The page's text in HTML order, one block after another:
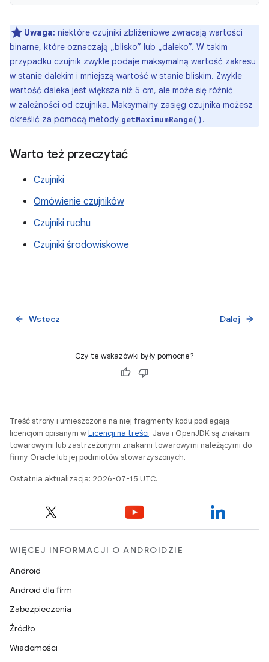
Uwaga: niektóre czujniki zbliżeniowe zwracają wartości
binarne, które oznaczają „blisko” lub „daleko”. W takim
przypadku czujnik zwykle podaje maksymalną wartość zakresu
w stanie dalekim i mniejszą wartość w stanie bliskim. Zwykle
wartość daleka jest większa niż 5 cm, ale może się różnić
w zależności od czujnika. Maksymalny zasięg czujnika możesz
określić za pomocą metody getMaximumRange().
Warto też przeczytać
Czujniki
Omówienie czujników
Czujniki ruchu
Czujniki środowiskowe
Wstecz
arrow_back Dalej arrow_forward
Czy te wskazówki były pomocne?
Treść strony i umieszczone na niej fragmenty kodu podlegają
licencjom opisanym wLicencji na treści. Java i OpenJDK są znakami
towarowymi lub zastrzeżonymi znakami towarowymi należącymi do
firmy Oracle lub jej podmiotów stowarzyszonych.
Ostatnia aktualizacja: 2026-07-15 UTC.
WIĘCEJ INFORMACJI O ANDROIDZIE
Android
Android dla firm
Zabezpieczenia
Źródło
Wiadomości